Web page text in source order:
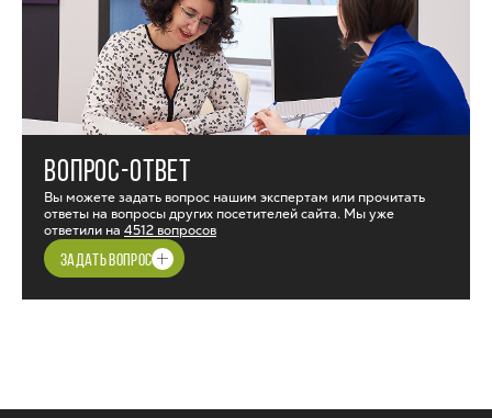
ВОПРОС-ОТВЕТ
Вы можете задать вопрос нашим экспертам или прочитать
ответы на вопросы других посетителей сайта. Мы уже
ответили на 4512 вопросов
ЗАДАТЬ ВОПРОС